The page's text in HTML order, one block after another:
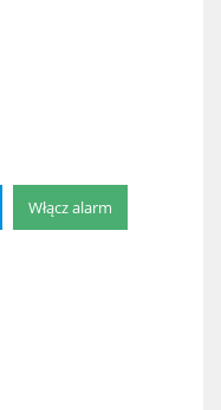
Włącz alarm